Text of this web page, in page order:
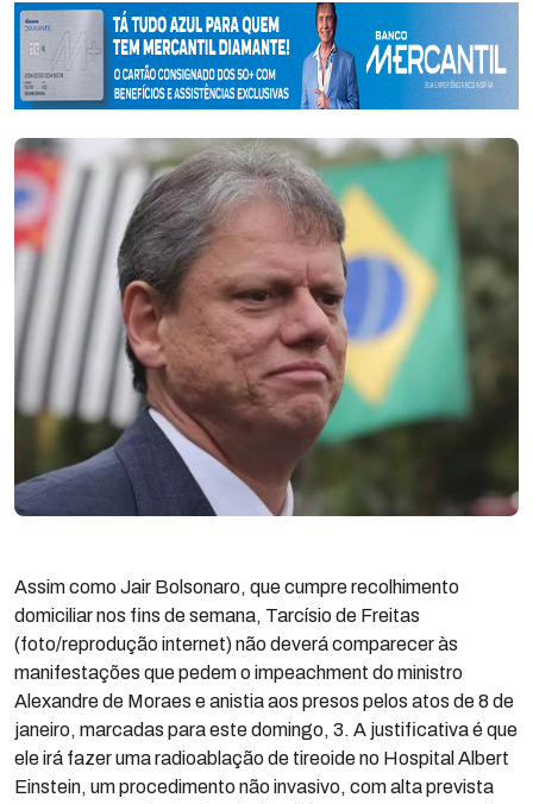
Assim como Jair Bolsonaro, que cumpre recolhimento
domiciliar nos fins de semana, Tarcísio de Freitas
(foto/reprodução internet) não deverá comparecer às
manifestações que pedem o impeachment do ministro
Alexandre de Moraes e anistia aos presos pelos atos de 8 de
janeiro, marcadas para este domingo, 3. A justificativa é que
ele irá fazer uma radioablação de tireoide no Hospital Albert
Einstein, um procedimento não invasivo, com alta prevista